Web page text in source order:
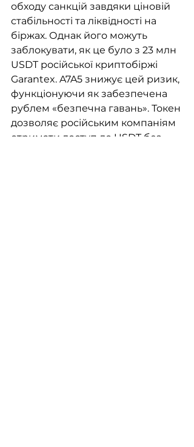
обходу санкцій завдяки ціновій
стабільності та ліквідності на
біржах. Однак його можуть
заблокувати, як це було з 23 млн
USDT російської криптобіржі
Garantex. A7A5 знижує цей ризик,
функціонуючи як забезпечена
рублем «безпечна гавань». Токен
дозволяє російським компаніям
отримати доступ до USDT без